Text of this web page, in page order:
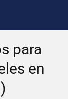
para
en